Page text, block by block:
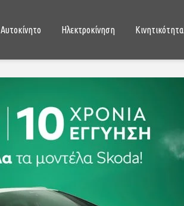
Αυτοκίνητο Ηλεκτροκίνηση Κινητικότητα
Renault: Σε ελεύθερη πτώση
οι τιμές – κέρδος μέχρι
5.000 ευρώ
29/01/2024
πρόλαβε, τον Κύριον είδε!